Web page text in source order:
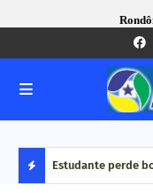
Estudante perde